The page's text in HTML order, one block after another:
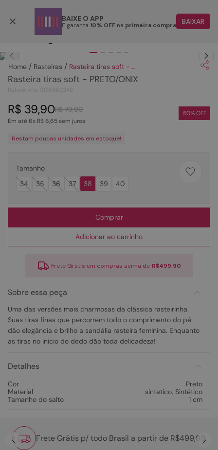
BAIXE O APP
E garanta 10% OFF na primeira compra BAIXAR
Rasteiras Rasteira tiras soft - PRETO/ONIX
Rasteira tiras soft - PRETO/ONIX
R$ 79,90
R$ 39,90
Em até6x R$6,65sem juros
50% OFF
Restam poucas unidades em estoque!
Tamanho
34
35 36 37 38 39 40
Comprar
Adicionar ao carrinho
Frete Grátis em compras acima de R$499,90
Sobre essa peça
Uma das versões mais charmosas da clássica rasteirinha.
Suas tiras finas que percorrem todo o comprimento do pé
dão elegância e brilho a sandália rasteira feminina. Enquanto
as tiras no inicio do dedo dão toda delicadeza!
Detalhes
Cor
Preto
Material
sintetico, Sintético
Tamanho do salto
1 cm
Frete Grátis p/ todo Brasil a partir de R$499,90
1º
2º
tenis
4º
sandalia
5º
rasteira
6º
tamanco
sapatilha
óculos
10º couro